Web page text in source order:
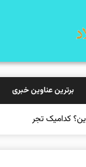
برترین عناوین خبری
کدامیک تجربه بهتری ب